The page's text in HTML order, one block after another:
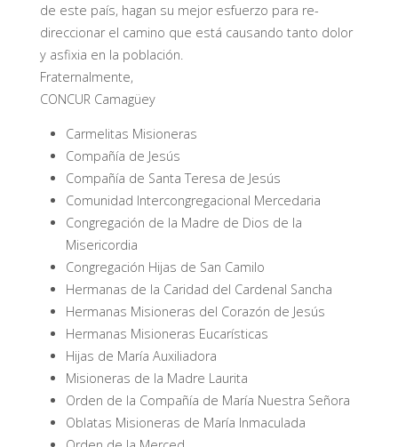
de este país, hagan su mejor esfuerzo para re-
direccionar el camino que está causando tanto dolor
y asfixia en la población.
Fraternalmente,
CONCUR Camagüey
Carmelitas Misioneras
Compañía de Jesús
Compañía de Santa Teresa de Jesús
Comunidad Intercongregacional Mercedaria
Congregación de la Madre de Dios de la
Misericordia
Congregación Hijas de San Camilo
Hermanas de la Caridad del Cardenal Sancha
Hermanas Misioneras del Corazón de Jesús
Hermanas Misioneras Eucarísticas
Hijas de María Auxiliadora
Misioneras de la Madre Laurita
Orden de la Compañía de María Nuestra Señora
Oblatas Misioneras de María Inmaculada